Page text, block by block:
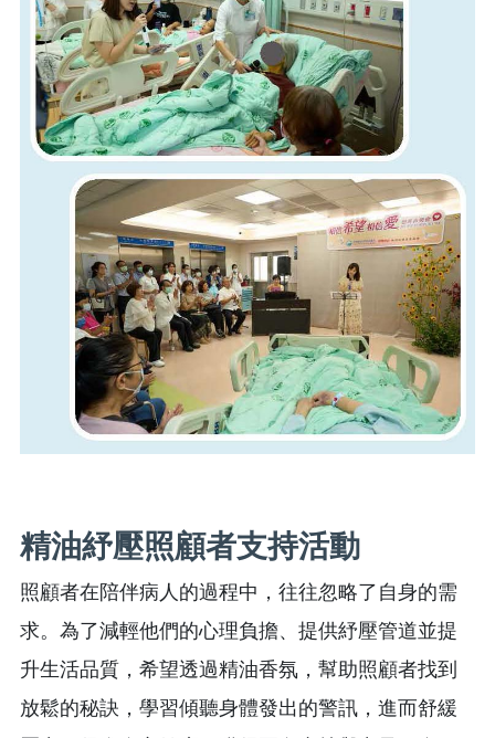
精油紓壓照顧者支持活動
照顧者在陪伴病人的過程中，往往忽略了自身的需
求。為了減輕他們的心理負擔、提供紓壓管道並提
升生活品質，希望透過精油香氛，幫助照顧者找到
放鬆的秘訣，學習傾聽身體發出的警訊，進而舒緩